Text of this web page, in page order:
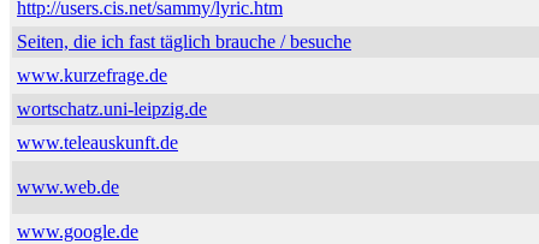
http://users.cis.net/sammy/lyric.htm
Seiten, die ich fast täglich brauche / besuche
www.kurzefrage.de
wortschatz.uni-leipzig.de
www.teleauskunft.de
www.web.de
www.google.de